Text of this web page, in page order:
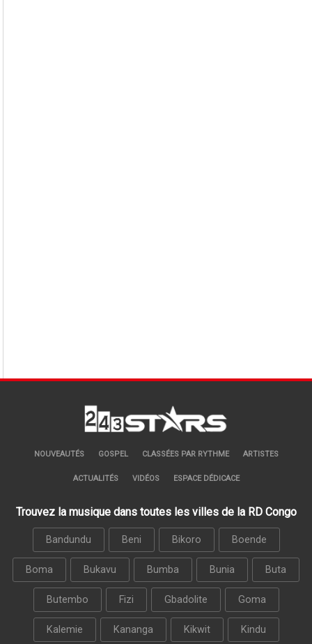
NOUVEAUTÉS GOSPEL CLASSÉES PAR RYTHME ARTISTES
ACTUALITÉS VIDÉOS ESPACE DÉDICACE
Trouvez la musique dans toutes les villes de la RD Congo
Bandundu Beni Bikoro Boende
Boma Bukavu Bumba Bunia Buta
Butembo Fizi Gbadolite Goma
Kalemie Kananga Kikwit Kindu